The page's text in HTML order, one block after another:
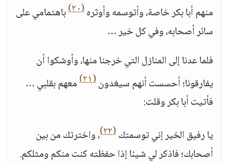
منهم أبا بكر خاصة، وأتوسمه وأوثره(٢٠)
باهتمامي على
سائر أصحابه، وفي كل خير …
فلما عدنا إلى المنازل التي خرجنا منها، وأوشكوا أن
يفارقونا؛ أحسست أنهم سيغدون(٢١)
معهم بقلبي …
فأتيت أبا بكر وقلت:
يا رفيق الخير إني توسمتك(٢٢)
، واخترتك من بين
أصحابك؛ فاذكر لي شيئا إذا حفظته كنت منكم ومثلكم.